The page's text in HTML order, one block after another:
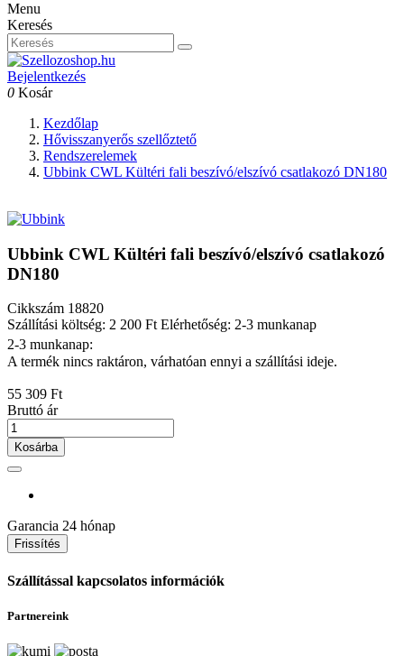
Menu
Keresés
Bejelentkezés
0 Kosár
Kezdőlap
Hővisszanyerős szellőztető
Rendszerelemek
Ubbink CWL Kültéri fali beszívó/elszívó csatlakozó DN180
Ubbink CWL Kültéri fali beszívó/elszívó csatlakozó
DN180
Cikkszám 18820
Szállítási költség: 2 200 FtElérhetőség: 2-3 munkanap
2-3 munkanap:
A termék nincs raktáron, várhatóan ennyi a szállítási ideje.
55 309 Ft
Bruttó ár
Kosárba
Garancia 24 hónap
Szállítással kapcsolatos információk
Partnereink